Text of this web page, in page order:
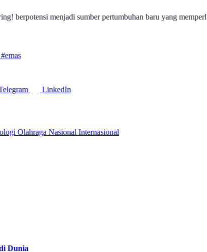
berpotensi menjadi sumber pertumbuhan baru yang
#emas
LinkedIn
Olahraga Nasional Internasional
Dunia